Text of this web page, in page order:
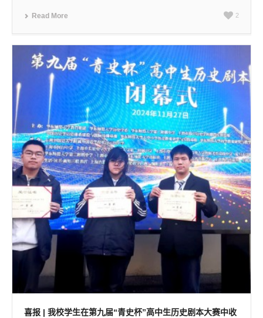
Read More 2
喜报 | 我校学生在第九届“青史杯”高中生历史剧本大赛中收